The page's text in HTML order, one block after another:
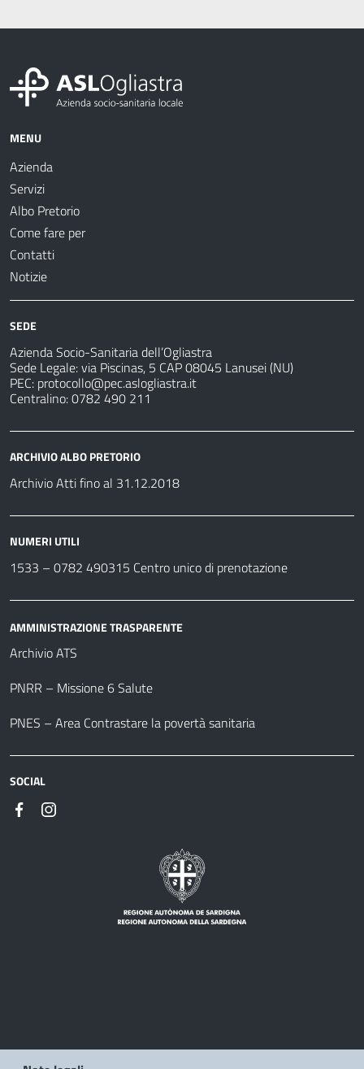
MENU
Azienda
Servizi
Albo Pretorio
Come fare per
Contatti
Notizie
SEDE
Azienda Socio-Sanitaria dell’Ogliastra
Sede Legale: via Piscinas, 5 CAP 08045 Lanusei (NU)
PEC: protocollo@pec.aslogliastra.it
Centralino: 0782 490 211
ARCHIVIO ALBO PRETORIO
Archivio Atti fino al 31.12.2018
NUMERI UTILI
1533 – 0782 490315 Centro unico di prenotazione
AMMINISTRAZIONE TRASPARENTE
Archivio ATS
PNRR – Missione 6 Salute
PNES – Area Contrastare la povertà sanitaria
SOCIAL